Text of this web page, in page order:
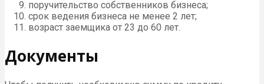
поручительство собственников бизнеса;
срок ведения бизнеса не менее 2 лет;
возраст заемщика от 23 до 60 лет.
Документы